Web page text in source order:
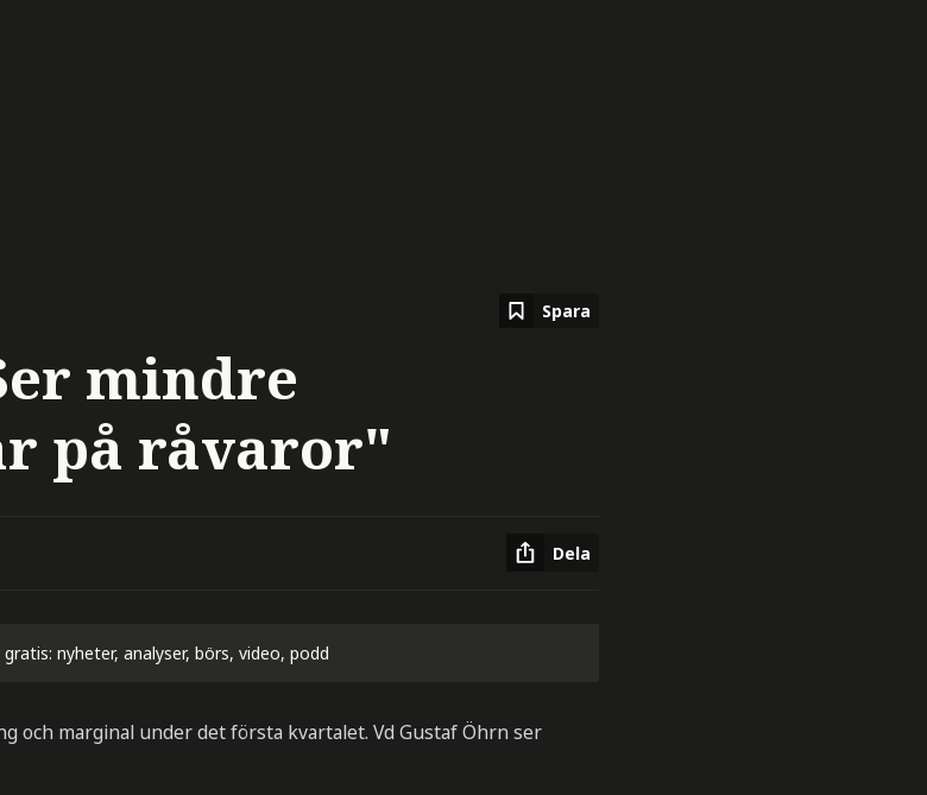
Spara
mindre
på råvaror"
Dela
gratis: nyheter, analyser, börs, video, podd
och marginal under det första kvartalet. Vd Gustaf Öhrn ser